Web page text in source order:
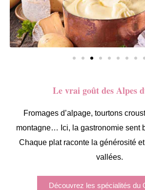
Le vrai goût des Alpes
Fromages d’alpage, tourtons
montagne… Ici, la gastronomie sent
Chaque plat raconte la générosité
vallées.
Découvrez les spécialités du